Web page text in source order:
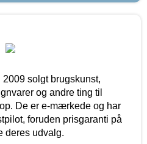
solgt brugskunst,
og andre ting til
De er e-mærkede og har
foruden prisgaranti på
deres udvalg.